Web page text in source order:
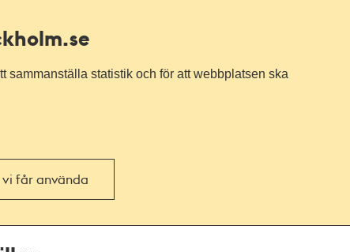
sammanställa statistik och för att webbplatsen ska
får använda